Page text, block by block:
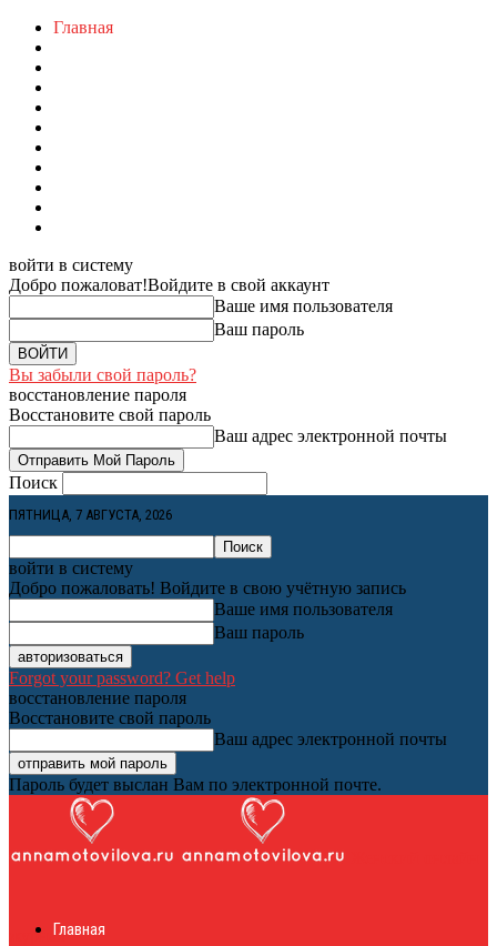
Главная
войти в систему
Добро пожаловат!Войдите в свой аккаунт
Ваше имя пользователя
Ваш пароль
Вы забыли свой пароль?
восстановление пароля
Восстановите свой пароль
Ваш адрес электронной почты
Поиск
ПЯТНИЦА, 7 АВГУСТА, 2026
войти в систему
Добро пожаловать! Войдите в свою учётную запись
Ваше имя пользователя
Ваш пароль
Forgot your password? Get help
восстановление пароля
Восстановите свой пароль
Ваш адрес электронной почты
Пароль будет выслан Вам по электронной почте.
журналГлавная